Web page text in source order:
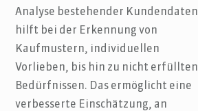
Analyse bestehender Kundendaten
hilft bei der Erkennung von
Kaufmustern, individuellen
Vorlieben, bis hin zu nicht erfüllten
Bedürfnissen. Das ermöglicht eine
verbesserte Einschätzung, an